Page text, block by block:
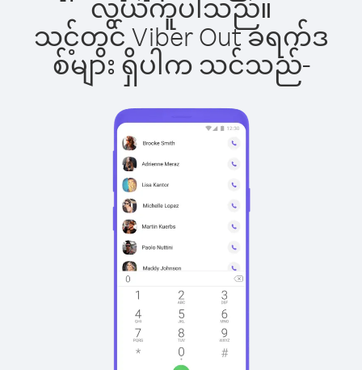
လွယ်ကူပါသည်။
သင့်တွင် Viber Out ခရက်ဒ
စ်များ ရှိပါက သင်သည်-